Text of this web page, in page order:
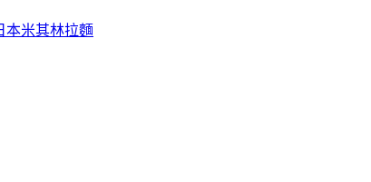
本米其林拉麵